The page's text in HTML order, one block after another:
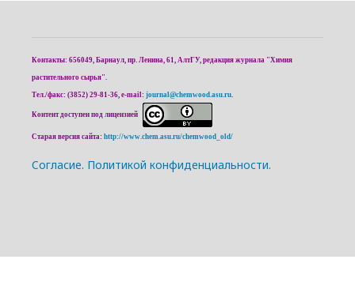
Контакты: 656049, Барнаул, пр. Ленина, 61, АлтГУ, редакция журнала "Химия
растительного сырья".
Тел./факс: (3852) 29-81-36, e-mail: journal@chemwood.asu.ru.
Контент доступен под лицензией
Старая версия сайта: http://www.chem.asu.ru/chemwood_old/
Cогласие. Политикой конфиденциальности.